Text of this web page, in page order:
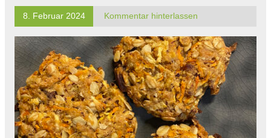
8. Februar 2024 Kommentar hinterlassen